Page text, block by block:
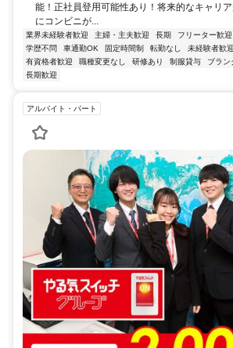
能！正社員登用可能性あり！将来的なキャリ
にコンビニが...
業界未経験者歓迎 主婦・主夫歓迎 長期 フリーター歓迎
学歴不問
車通勤OK 固定時間制 転勤なし 未経験者歓迎
有資格者歓迎
職種変更なし 研修あり 制服貸与 ブラン
長期歓迎
アルバイト・パート